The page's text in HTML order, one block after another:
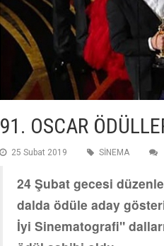
91. OSCAR
25 Subat 2019 SİNEMA
24 Şubat gecesi
dalda ödüle aday
İyi Sinematografi"